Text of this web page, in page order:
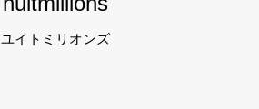
ユイトミリオンズ